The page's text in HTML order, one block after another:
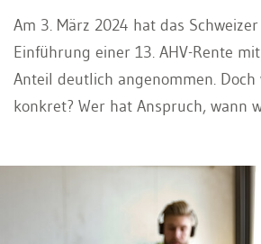
Am 3. März 2024 hat das
Einführung einer 13. AHV-Rente
Anteil deutlich angenommen. Doch
konkret? Wer hat Anspruch, wann
Beispiele erhalten Sie einen klaren